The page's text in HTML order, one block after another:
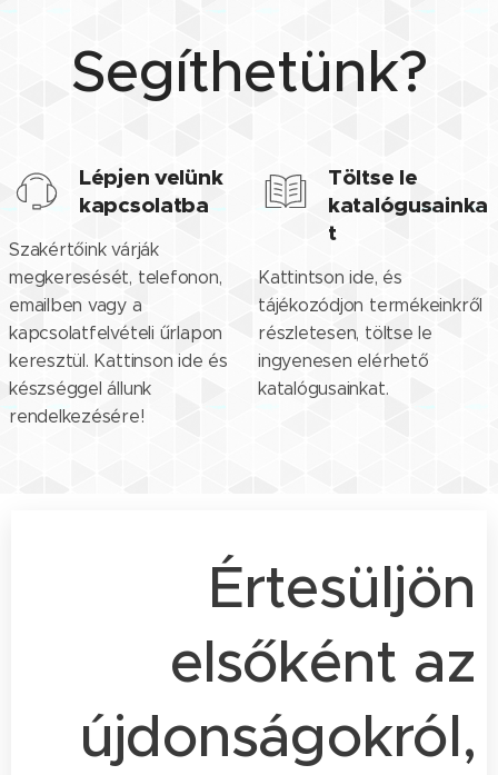
Segíthetünk?
Lépjen velünk
kapcsolatba
Szakértőink várják
megkeresését, telefonon,
emailben vagy a
kapcsolatfelvételi űrlapon
keresztül. Kattinson ide és
készséggel állunk
rendelkezésére!
Töltse le
katalógusainka
t
Kattintson ide, és
tájékozódjon termékeinkről
részletesen, töltse le
ingyenesen elérhető
katalógusainkat.
Értesüljön
elsőként az
újdonságokról,